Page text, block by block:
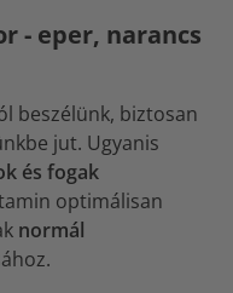
- eper, narancs
beszélünk, biztosan
jut. Ugyanis
és fogak
optimálisan
normál